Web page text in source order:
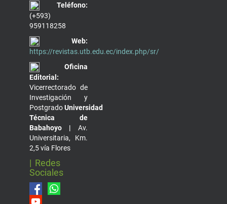
Teléfono:
(+593)
959118258
Web:
https://revistas.utb.edu.ec/index.php/sr/
Oficina
Editorial:
Vicerrectorado de
Investigación y
PostgradoUniversidad
Técnica de
Babahoyo | Av.
Universitaria, Km.
2,5 vía Flores
| Redes
Sociales